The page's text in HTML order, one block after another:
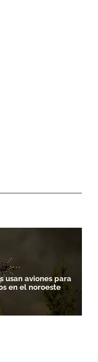
usan aviones para
en el noroeste